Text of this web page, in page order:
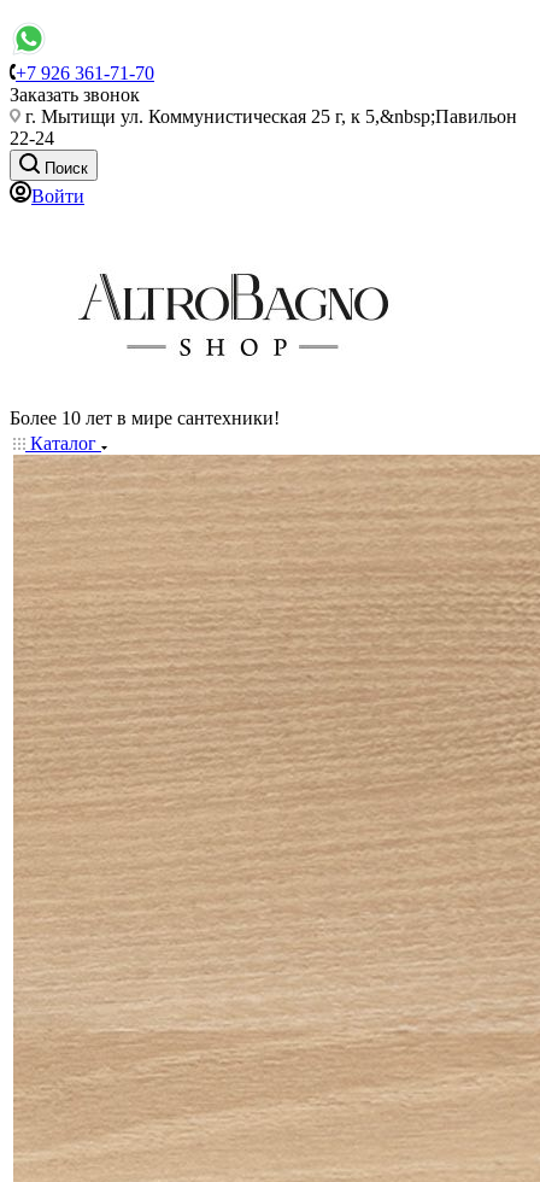
+7 926 361-71-70
Заказать звонок
г. Мытищи ул. Коммунистическая 25 г, к 5,&nbsp;Павильон
22-24
Поиск
Войти
Более 10 лет в мире сантехники!
Каталог